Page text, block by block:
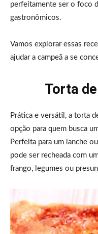
perfeitamente ser o foco
gastronômicos.
Vamos explorar essas
ajudar a campeã a se
Torta
Prática e versátil, a torta
opção para quem busca
Perfeita para um lanche
pode ser recheada com
frango, legumes ou